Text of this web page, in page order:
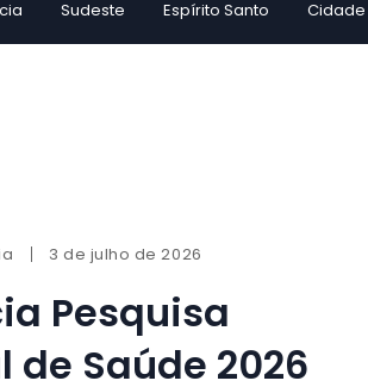
Sudeste Espírito Santo Cidade
3 de julho de 2026
Pesquisa
de Saúde 2026